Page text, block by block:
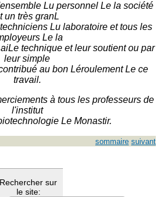
Lu personnel Le la société
un très granL
Lu laboratoire et tous les
Le la
technique et leur soutient ou par
leur simple
au bon Léroulement Le ce
travail.
à tous les professeurs de
l'institut
Le Monastir.
sommaire suivant
Rechercher sur
le site: